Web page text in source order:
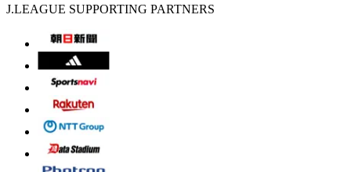
J.LEAGUE SUPPORTING PARTNERS